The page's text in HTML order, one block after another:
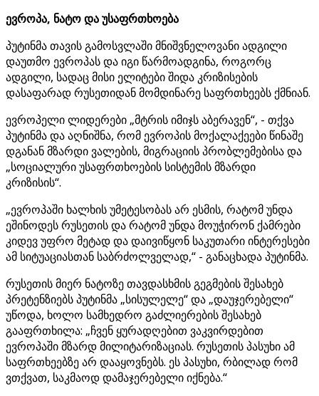
ევროპა, ნატო და უსაფრთხოება
პუტინმა თავის გამოსვლაში მნიშვნელოვანი ადგილი
დაუთმო ევროპას და იგი წარმოადგინა, როგორც
ადგილი, სადაც მისი ელიტები შიდა კრიზისების
დასაფარად რუსეთიდან მომდინარე საფრთხეებს ქმნიან.
ევროპელი ლიდერები „მტრის იმიჯს აბერავენ“, - თქვა
პუტინმა და აღნიშნა, რომ ევროპის მოქალაქეები წინაშე
დგანან მზარდი ვალების, მიგრაციის პრობლემებისა და
„სოციალური უსაფრთხოების სისტემის მზარდი
კრიზისის“.
„ევროპაში ხალხის უმეტესობას არ ესმის, რატომ უნდა
ეშინოდეს რუსეთის და რატომ უნდა მოუჭირონ ქამრები
კიდევ უფრო მეტად და დაივიწყონ საკუთარი ინტერესები
ამ სიტუაციასთან საბრძოლველად,“ - განაცხადა პუტინმა.
რუსეთის მიერ ნატოზე თავდასხმის გეგმების შესახებ
პრეტენზიებს პუტინმა „სისულელე“ და „დაუჯერებელი“
უწოდა, ხოლო სამხედრო გაძლიერების შესახებ
გააფრთხილა: „ჩვენ ყურადღებით ვაკვირდებით
ევროპაში მზარდ მილიტარიზაციას. რუსეთის პასუხი ამ
საფრთხეებზე არ დააყოვნებს. ეს პასუხი, რბილად რომ
ვთქვათ, საკმაოდ დამაჯერებელი იქნება.“